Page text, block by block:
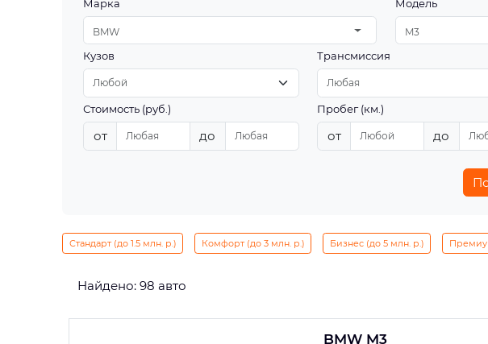
Марка
BMW
Модель
M3
Кузов Трансмиссия
Стоимость (руб.)
от до
Пробег (км.)
от до
Стандарт (до 1.5 млн. р.) Комфорт (до 3 млн. р.) Бизнес (до 5 млн. р.)
Найдено: 98 авто
BMW M3